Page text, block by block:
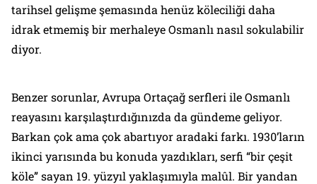
tarihsel gelişme şemasında henüz köleciliği daha
idrak etmemiş bir merhaleye Osmanlı nasıl sokulabilir
diyor.
Benzer sorunlar, Avrupa Ortaçağ serfleri ile Osmanlı
reayasını karşılaştırdığınızda da gündeme geliyor.
Barkan çok ama çok abartıyor aradaki farkı. 1930’ların
ikinci yarısında bu konuda yazdıkları, serfi “bir çeşit
köle” sayan 19. yüzyıl yaklaşımıyla malûl. Bir yandan